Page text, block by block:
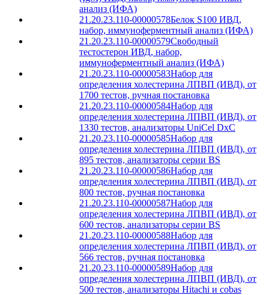
анализ (ИФА)
21.20.23.110-00000578Белок S100 ИВД,
набор, иммуноферментный анализ (ИФА)
21.20.23.110-00000579Свободный
тестостерон ИВД, набор,
иммуноферментный анализ (ИФА)
21.20.23.110-00000583Набор для
определения холестерина ЛПВП (ИВД), от
1700 тестов, ручная постановка
21.20.23.110-00000584Набор для
определения холестерина ЛПВП (ИВД), от
1330 тестов, анализаторы UniCel DxC
21.20.23.110-00000585Набор для
определения холестерина ЛПВП (ИВД), от
895 тестов, анализаторы серии BS
21.20.23.110-00000586Набор для
определения холестерина ЛПВП (ИВД), от
800 тестов, ручная постановка
21.20.23.110-00000587Набор для
определения холестерина ЛПВП (ИВД), от
600 тестов, анализаторы серии BS
21.20.23.110-00000588Набор для
определения холестерина ЛПВП (ИВД), от
566 тестов, ручная постановка
21.20.23.110-00000589Набор для
определения холестерина ЛПВП (ИВД), от
500 тестов, анализаторы Hitachi и cobas